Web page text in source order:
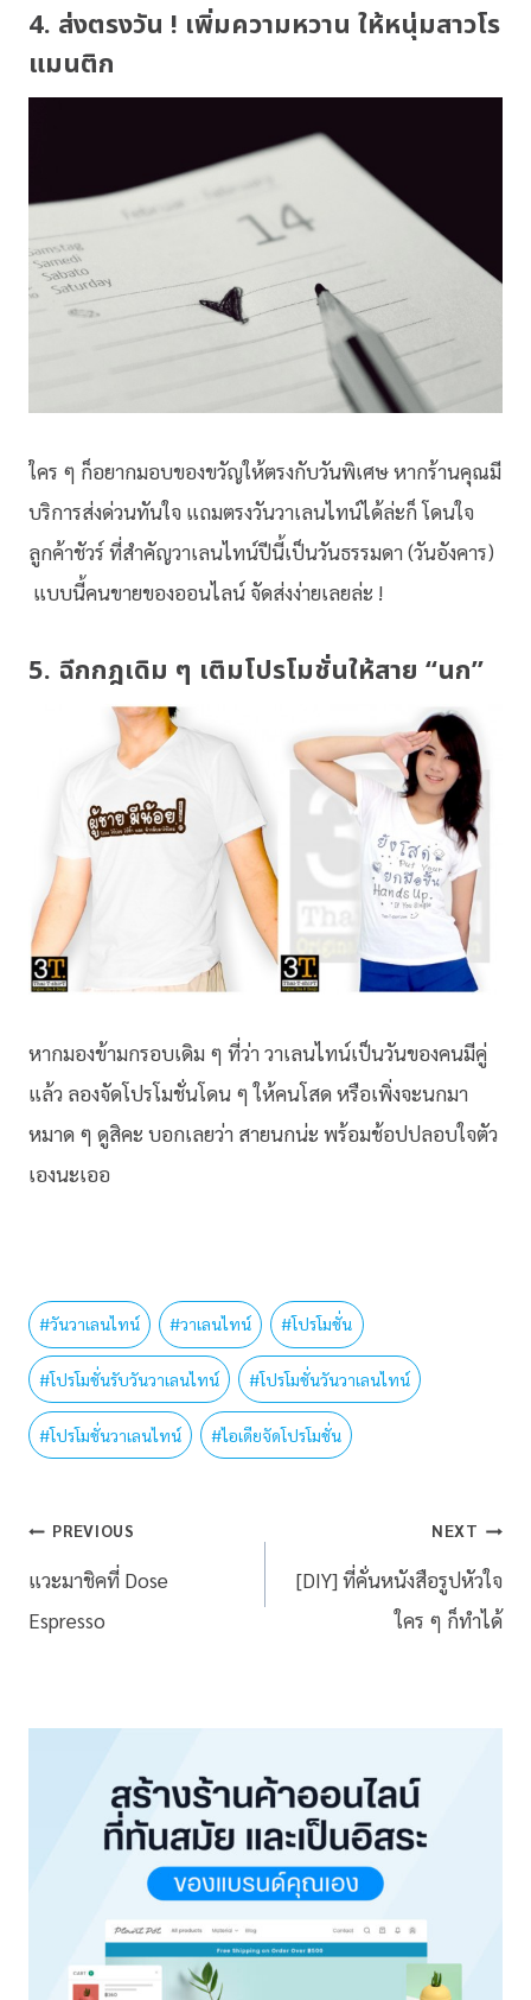
4. ส่งตรงวัน ! เพิ่มความหวาน ให้หนุ่มสาวโร
แมนติก
ใคร ๆ ก็อยากมอบของขวัญให้ตรงกับวันพิเศษ หากร้านคุณมี
บริการส่งด่วนทันใจ แถมตรงวันวาเลนไทน์ได้ล่ะก็ โดนใจ
ลูกค้าชัวร์ ที่สำคัญวาเลนไทน์ปีนี้เป็นวันธรรมดา (วันอังคาร)
แบบนี้คนขายของออนไลน์ จัดส่งง่ายเลยล่ะ !
5. ฉีกกฎเดิม ๆ เติมโปรโมชั่นให้สาย “นก”
หากมองข้ามกรอบเดิม ๆ ที่ว่า วาเลนไทน์เป็นวันของคนมีคู่
แล้ว ลองจัดโปรโมชั่นโดน ๆ ให้คนโสด หรือเพิ่งจะนกมา
หมาด ๆ ดูสิคะ บอกเลยว่า สายนกน่ะ พร้อมช้อปปลอบใจตัว
เองนะเออ
#วันวาเลนไทน์ #วาเลนไทน์ #โปรโมชั่น
#โปรโมชั่นรับวันวาเลนไทน์ #โปรโมชั่นวันวาเลนไทน์
#โปรโมชั่นวาเลนไทน์ #ไอเดียจัดโปรโมชั่น
PREVIOUS
แวะมาชิคที่ Dose
Espresso
NEXT
[DIY] ที่คั่นหนังสือรูปหัวใจ
ใคร ๆ ก็ทำได้